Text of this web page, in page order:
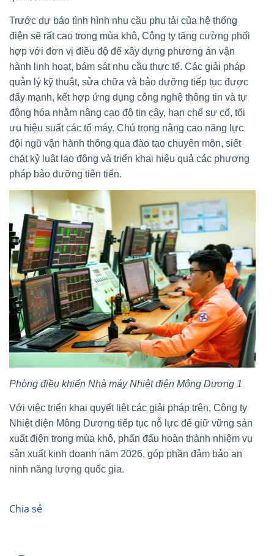
Trước dự báo tình hình nhu cầu phụ tải của hệ thống
điện sẽ rất cao trong mùa khô, Công ty tăng cường phối
hợp với đơn vị điều độ để xây dựng phương án vận
hành linh hoạt, bám sát nhu cầu thực tế. Các giải pháp
quản lý kỹ thuật, sửa chữa và bảo dưỡng tiếp tục được
đẩy mạnh, kết hợp ứng dụng công nghệ thông tin và tự
động hóa nhằm nâng cao độ tin cậy, hạn chế sự cố, tối
ưu hiệu suất các tổ máy. Chú trọng nâng cao năng lực
đội ngũ vận hành thông qua đào tạo chuyên môn, siết
chặt kỷ luật lao động và triển khai hiệu quả các phương
pháp bảo dưỡng tiên tiến.
Phòng điều khiển Nhà máy Nhiệt điện Mông Dương 1
Với việc triển khai quyết liệt các giải pháp trên, Công ty
Nhiệt điện Mông Dương tiếp tục nỗ lực để giữ vững sản
xuất điện trong mùa khô, phấn đấu hoàn thành nhiệm vụ
sản xuất kinh doanh năm 2026, góp phần đảm bảo an
ninh năng lượng quốc gia.
Chia sẻ